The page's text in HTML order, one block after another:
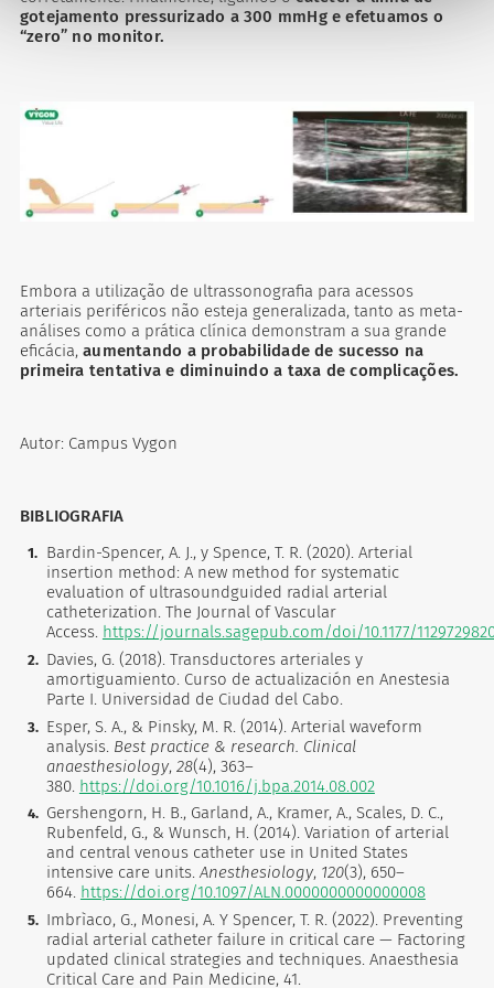
gotejamento pressurizado a 300 mmHg e efetuamos o
“zero” no monitor.
Embora a utilização de ultrassonografia para acessos
arteriais periféricos não esteja generalizada, tanto as meta-
análises como a prática clínica demonstram a sua grande
eficácia,aumentando a probabilidade de sucesso na
primeira tentativa e diminuindo a taxa de complicações.
Autor: Campus Vygon
BIBLIOGRAFIA
Bardin-Spencer, A. J., y Spence, T. R. (2020). Arterial
insertion method: A new method for systematic
evaluation of ultrasoundguided radial arterial
catheterization. The Journal of Vascular
Access. https://journals.sagepub.com/doi/10.1177/
Davies, G. (2018). Transductores arteriales y
amortiguamiento. Curso de actualización en Anestesia
Parte I. Universidad de Ciudad del Cabo.
Esper, S. A., & Pinsky, M. R. (2014). Arterial waveform
analysis. Best practice & research. Clinical
anaesthesiology, 28(4), 363–
380. https://doi.org/10.1016/j.bpa.2014.08.002
Gershengorn, H. B., Garland, A., Kramer, A., Scales, D. C.,
Rubenfeld, G., & Wunsch, H. (2014). Variation of arterial
and central venous catheter use in United States
intensive care units. Anesthesiology, 120(3), 650–
664. https://doi.org/10.1097/ALN.0000000000000008
Imbrìaco, G., Monesi, A. Y Spencer, T. R. (2022). Preventing
radial arterial catheter failure in critical care — Factoring
updated clinical strategies and techniques. Anaesthesia
Critical Care and Pain Medicine, 41.